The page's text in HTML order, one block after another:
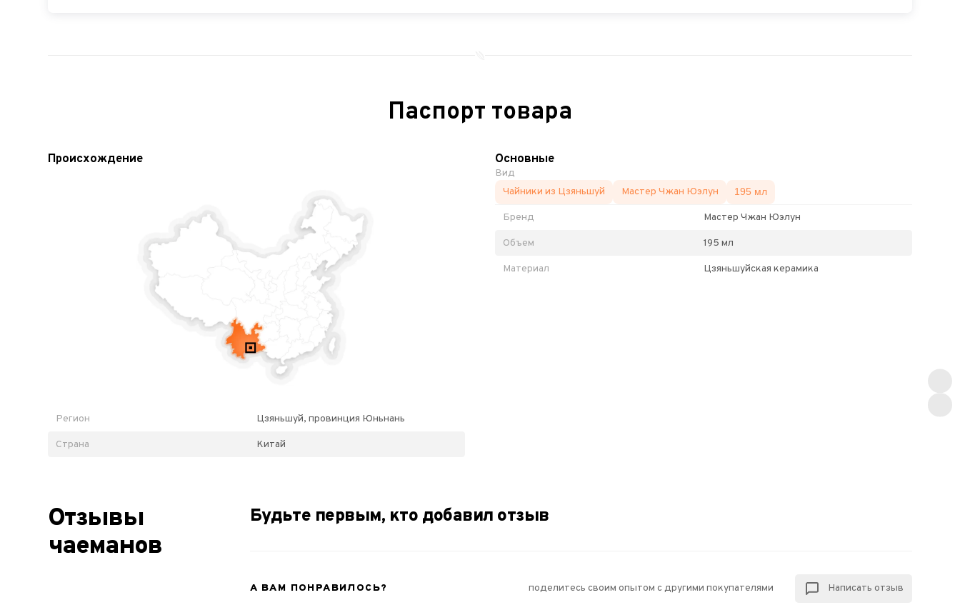
Паспорт товара
Происхождение
Регион Цзяньшуй, провинция Юньнань
Страна Китай
Основные
Вид
Чайники из Цзяньшуй
Мастер Чжан Юэлун 195 мл
Бренд Мастер Чжан Юэлун
Объем 195 мл
Материал Цзяньшуйская керамика
Отзывы
чаеманов
Будьте первым, кто добавил отзыв
А ВАМ ПОНРАВИЛОСЬ? поделитесь своим опытом с другими покупателями Написать отзыв